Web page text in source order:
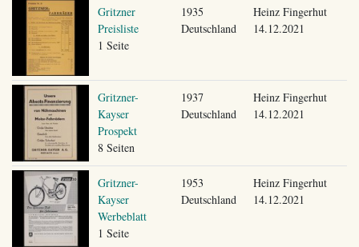
Gritzner
Preisliste
1 Seite
1935
Deutschland
Heinz Fingerhut
14.12.2021
Gritzner-
Kayser
Prospekt
8 Seiten
1937
Deutschland
Heinz Fingerhut
14.12.2021
Gritzner-
Kayser
Werbeblatt
1 Seite
1953
Deutschland
Heinz Fingerhut
14.12.2021